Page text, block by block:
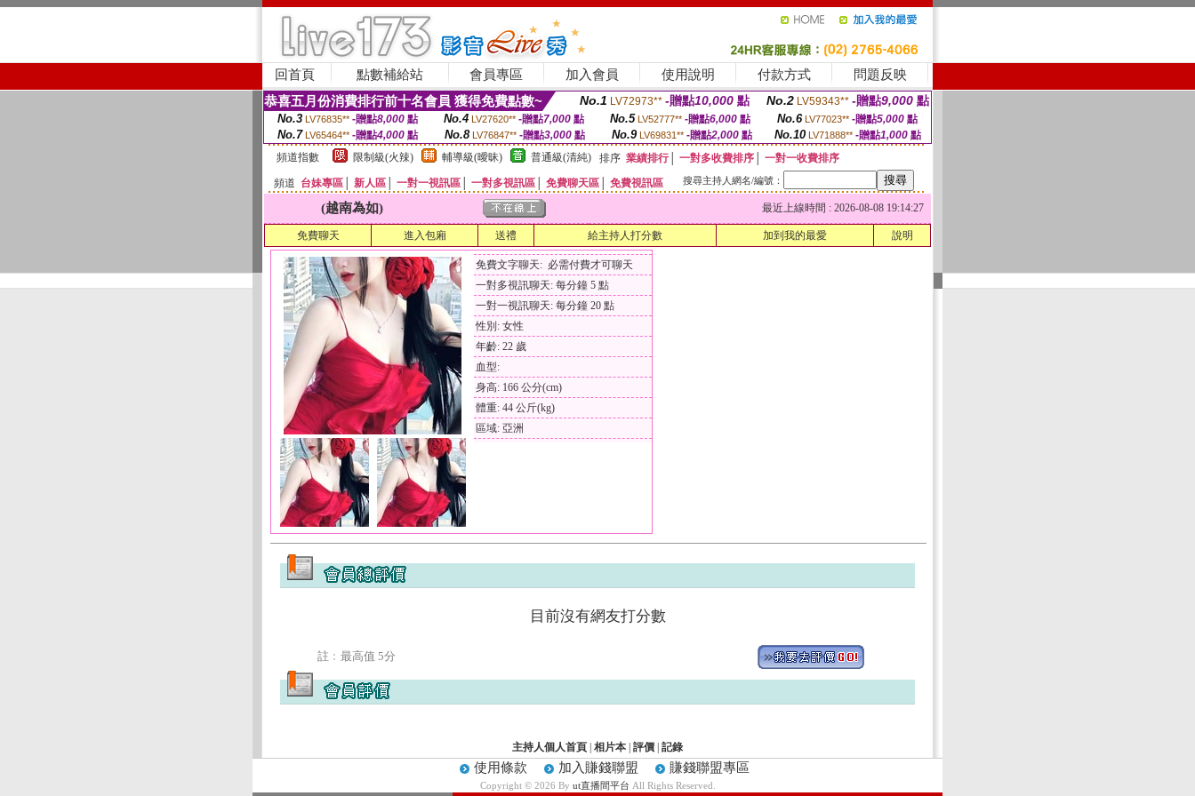
回首頁 點數補給站 會員專區 加入會員 使用說明 付款方式 問題反映
恭喜五月份消費排行前十名會員 獲得免費點數~ No.1 LV72973** -贈點10,000 點 No.2 LV59343** -贈點9,000 點
No.3 LV76835** -贈點8,000點 No.4 LV27620** -贈點7,000點 No.5 LV52777** -贈點6,000點 No.6 LV77023** -贈點5,000點
No.7 LV65464** -贈點4,000 點 No.8 LV76847** -贈點3,000 點 No.9 LV69831** -贈點2,000點 No.10 LV71888** -贈點1,000 點
頻道指數
限制級(火辣) 輔導級(曖昧) 普通級(清純) 排序 業績排行│ 一對多收費排序
一對一收費排序
頻道 台妹專區 新人區 一對一視訊區 一對多視訊區 免費聊天區 免費視訊區 搜尋主持人網名/編號：
(越南為如) 最近上線時間 : 2026-08-08 19:14:27
免費聊天 進入包廂 送禮 給主持人打分數 加到我的最愛 說明
免費文字聊天: 必需付費才可聊天
一對多視訊聊天: 每分鐘 5 點
一對一視訊聊天: 每分鐘 20 點
性別: 女性
年齡: 22 歲
血型:
身高: 166 公分(cm)
體重: 44 公斤(kg)
區域: 亞洲
目前沒有網友打分數
註﹕最高值 5分
主持人個人首頁 相片本 評價 記錄
使用條款 加入賺錢聯盟 賺錢聯盟專區
Copyright © 2026 By ut直播間平台 All Rights Reserved.